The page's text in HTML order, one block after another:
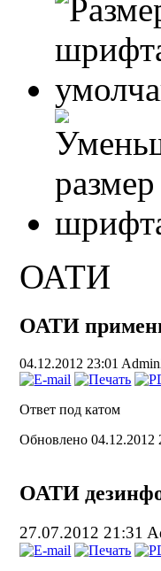
ОАТИ
ОАТИ
04.12.2012 23:01
Ответ под катом
Обновлено 04.12.2012
ОАТИ
27.07.2012 21:31